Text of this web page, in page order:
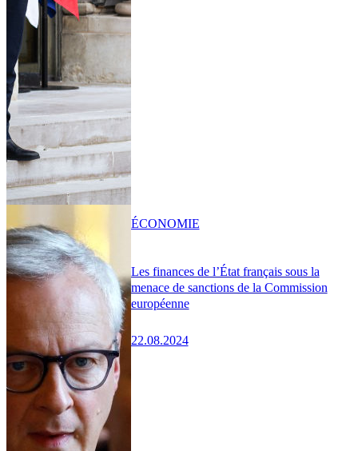
Les finances de l’État français sous la
menace de sanctions de la Commission
européenne
22.08.2024
ÉCONOMIE